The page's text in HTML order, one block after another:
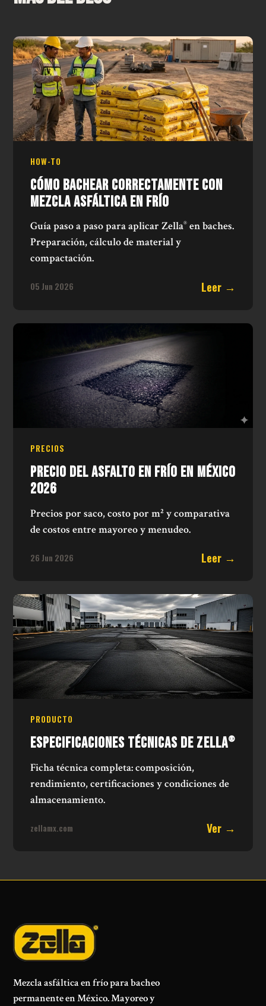
HOW-TO
CÓMO BACHEAR CORRECTAMENTE CON
MEZCLA ASFÁLTICA EN FRÍO
Guía paso a paso para aplicar Zella®en baches.
Preparación, cálculo de material y
compactación.
05 Jun 2026 Leer →
PRECIOS
PRECIO DEL ASFALTO EN FRÍO EN MÉXICO
2026
Precios por saco, costo por m² y comparativa
de costos entre mayoreo y menudeo.
26 Jun 2026 Leer →
PRODUCTO
ESPECIFICACIONES TÉCNICAS DE ZELLA®
Ficha técnica completa: composición,
rendimiento, certificaciones y condiciones de
almacenamiento.
zellamx.com Ver →
Mezcla asfáltica en frío para bacheo
permanente en México. Mayoreo y